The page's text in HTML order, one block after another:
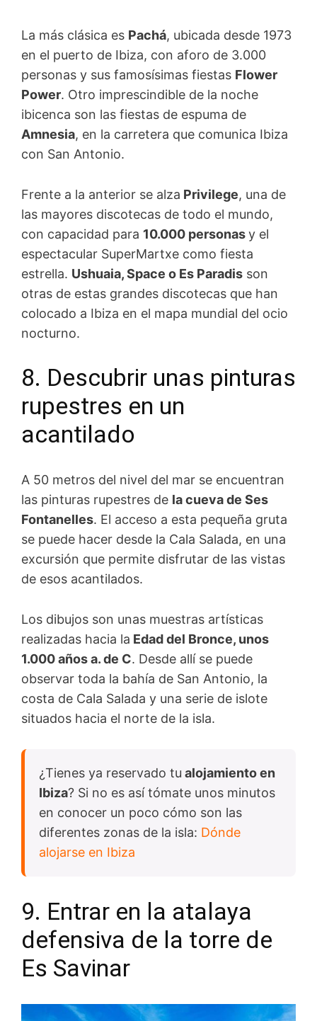
La más clásica es Pachá, ubicada desde 1973
en el puerto de Ibiza, con aforo de 3.000
personas y sus famosísimas fiestas Flower
Power. Otro imprescindible de la noche
ibicenca son las fiestas de espuma de
Amnesia, en la carretera que comunica Ibiza
con San Antonio.
Frente a la anterior se alza Privilege, una de
las mayores discotecas de todo el mundo,
con capacidad para 10.000 personasy el
espectacular SuperMartxe como fiesta
estrella. Ushuaia, Space o Es Paradis son
otras de estas grandes discotecas que han
colocado a Ibiza en el mapa mundial del ocio
nocturno.
8. Descubrir unas pinturas
rupestres en un
acantilado
A 50 metros del nivel del mar se encuentran
las pinturas rupestres de la cueva de Ses
Fontanelles. El acceso a esta pequeña gruta
se puede hacer desde la Cala Salada, en una
excursión que permite disfrutar de las vistas
de esos acantilados.
Los dibujos son unas muestras artísticas
realizadas hacia la Edad del Bronce, unos
1.000 años a. de C. Desde allí se puede
observar toda la bahía de San Antonio, la
costa de Cala Salada y una serie de islote
situados hacia el norte de la isla.
¿Tienes ya reservado tu alojamiento en
Ibiza? Si no es así tómate unos minutos
en conocer un poco cómo son las
diferentes zonas de la isla: Dónde
alojarse en Ibiza
9. Entrar en la atalaya
defensiva de la torre de
Es Savinar